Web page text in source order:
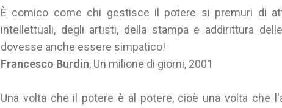
È comico come chi gestisce il potere si premuri di
intellettuali, degli artisti, della stampa e addirittura
dovesse anche essere simpatico!
Francesco Burdin, Un milione di giorni, 2001
Una volta che il potere è al potere, cioè una volta che